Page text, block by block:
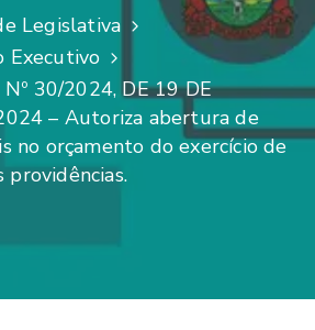
Legislativa
Executivo
Nº 30/2024, DE 19 DE
– Autoriza abertura de
no orçamento do exercício de